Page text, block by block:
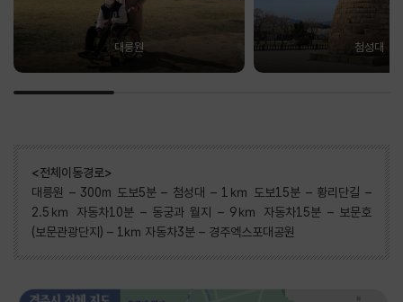
대릉원 첨성대
<전체이동경로>
대릉원 – 300m 도보5분 – 첨성대 – 1㎞ 도보15분 – 황리단길 –
2.5㎞ 자동차10분 – 동궁과 월지 – 9㎞ 자동차15분 – 보문호
(보문관광단지) – 1㎞ 자동차3분 – 경주엑스포대공원